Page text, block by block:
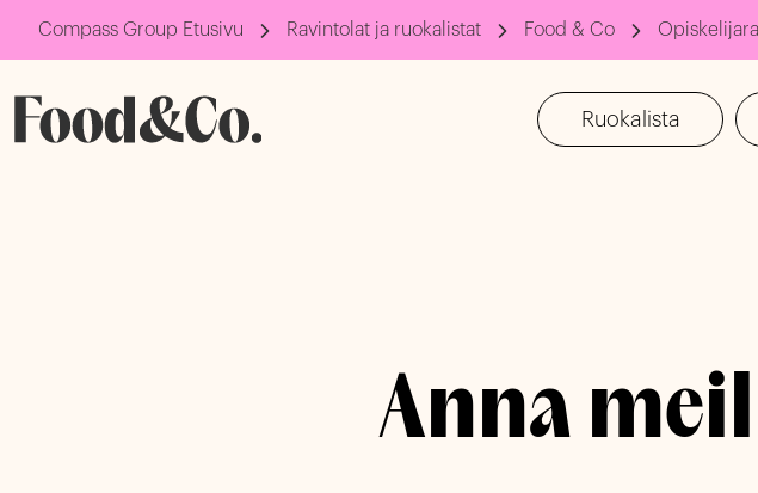
Compass Group Etusivu Ravintolat ja ruokalistat Food & Co
Ruokalista
Anna